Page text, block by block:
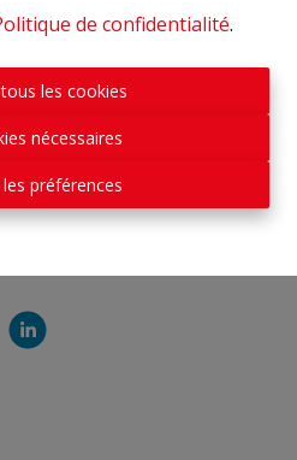
de confidentialité.
les cookies
nécessaires
préférences
pour recevoir plus
cette nouvelle résidence
ville de Jodoigne :